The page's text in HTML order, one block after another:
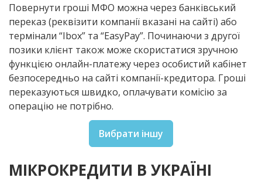
Повернути гроші МФО можна через банківський
переказ (реквізити компанії вказані на сайті) або
термінали “Ibox” та “EasyPay”. Починаючи з другої
позики клієнт також може скористатися зручною
функцією онлайн-платежу через особистий кабінет
безпосередньо на сайті компанії-кредитора. Гроші
переказуються швидко, оплачувати комісію за
операцію не потрібно.
Вибрати іншу
МІКРОКРЕДИТИ В УКРАЇНІ